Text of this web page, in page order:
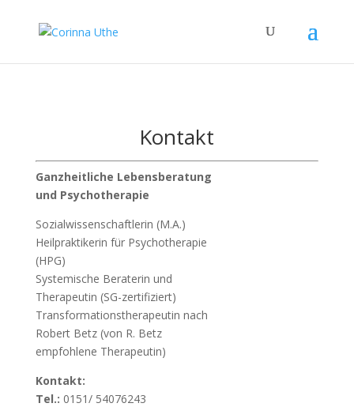
Kontakt
Ganzheitliche Lebensberatung
und Psychotherapie
Sozialwissenschaftlerin (M.A.)
Heilpraktikerin für Psychotherapie
(HPG)
Systemische Beraterin und
Therapeutin (SG-zertifiziert)
Transformationstherapeutin nach
Robert Betz (von R. Betz
empfohlene Therapeutin)
Kontakt:
Tel.: 0151/ 54076243